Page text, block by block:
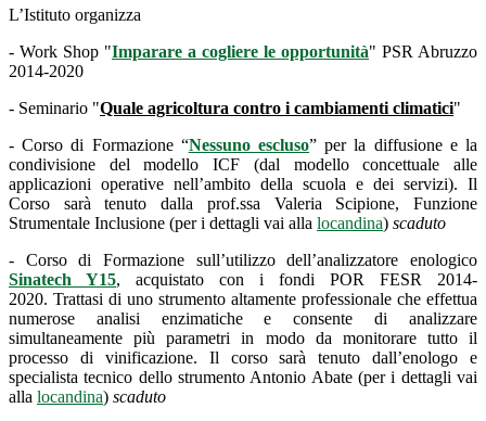
L’Istituto organizza
- Work Shop "Imparare a cogliere le opportunità" PSR Abruzzo
2014-2020
- Seminario "Quale agricoltura contro i cambiamenti climatici"
- Corso di Formazione “Nessuno escluso” per la diffusione e la
condivisione del modello ICF (dal modello concettuale alle
applicazioni operative nell’ambito della scuola e dei servizi). Il
Corso sarà tenuto dalla prof.ssa Valeria Scipione, Funzione
Strumentale Inclusione (per i dettagli vai alla locandina) scaduto
- Corso di Formazione sull’utilizzo dell’analizzatore enologico
Sinatech Y15, acquistato con i fondi POR FESR 2014-
2020. Trattasi di uno strumento altamente professionale che effettua
numerose analisi enzimatiche e consente di analizzare
simultaneamente più parametri in modo da monitorare tutto il
processo di vinificazione. Il corso sarà tenuto dall’enologo e
specialista tecnico dello strumento Antonio Abate (per i dettagli vai
alla locandina) scaduto